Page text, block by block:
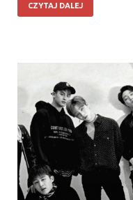
CZYTAJ DALEJ